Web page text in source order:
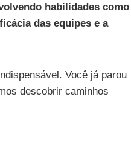
habilidades como
das equipes e a
Você já parou
descobrir caminhos